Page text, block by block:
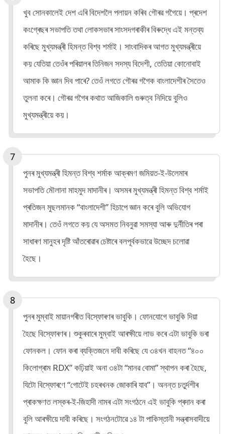
খুব সোনকালেই দেশ এৰি বিদেশলৈ পলায়ন কৰিব গৌৰৱ গগৈয়ে। প্ৰদেশ
কংগ্ৰেছৰ সভাপতি তথা লোকসভাৰ সাংসদগৰাকীৰ বিৰুদ্ধে এই মন্তব্য
কৰিছে মুখ্যমন্ত্ৰী হিমন্ত বিশ্ব শৰ্মাই। সাংবাদিকৰ আগত মুখ্যমন্ত্ৰীয়ে
কয় যেতিয়া তেওঁৰ পৰিয়ালৰ তিনিজন সদস্য বিদেশী, তেতিয়া কোনোবাই
আমাক কি জ্ঞান দিব পাৰে? তেওঁ লগতে গৌৰৱ গগৈক বাংলাদেশীৰ সৈতেও
তুলনা কৰে। গৌৰৱ গগৈৰ কথাত আজিকালি গুৰুত্ব নিদিয়ে বুলিও
মুখ্যমন্ত্ৰীয়ে কয়।
পুনৰ মুখ্যমন্ত্ৰী হিমন্ত বিশ্ব শৰ্মাক আক্ৰমণ জমিয়ত-ই-উলেমাৰ
সভাপতি মৌলানা মাহমুদ মাদানীৰ। অসমৰ মুখ্যমন্ত্ৰী হিমন্ত বিশ্ব শৰ্মাই
প্ৰতিজন মুছলমানক “বাংলাদেশী” হিচাপে জ্ঞান কৰে বুলি অভিযোগ
মাদানীৰ। তেওঁ লগতে কয় যে অসমত নিবনুৱা সমস্যা আৰু দুৰ্নীতিৰ পৰা
সাধাৰণ মানুহৰ দৃষ্টি আঁতৰোৱাৰ চেষ্টাৰে বলপূৰ্বকভাৱে উচ্ছেদ চলোৱা
হৈছে।
পুনৰ মুম্বাই মায়ানগৰীত বিস্ফোৰণৰ ভাবুকি। ফোনযোগে ভাবুকি দিয়া
হৈছে বিস্ফোৰণৰ। শুকুৰবাৰে মুম্বাই আৰক্ষীয়ে লাভ কৰে এটা ভাবুকি ভৰা
ফোনকল। ফোন কৰা ব্যক্তিজনে দাবী কৰিছে যে ৩৪খন বাহনত “৪০০
কিলোগ্ৰাম RDX” কঢ়িয়াই অনা ৩৪টা “মানৱ বোমা” স্থাপন কৰা হৈছে,
যিটো বিস্ফোৰণে “গোটেই চহৰখনক জোকাৰি যাব”। অনন্ত চতুৰ্দশীৰ
প্ৰাকক্ষণত লস্কৰ-ই-জিহাদী নামৰ এটা সংগঠনে এই ভাবুকি প্ৰদান কৰা
বুলি আৰক্ষীয়ে দাবী কৰিছে। সংগঠনটোৱে ১৪ টা পাকিস্তানী সন্ত্ৰাসবাদীয়ে